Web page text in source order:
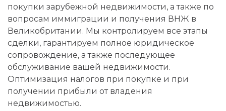
покупки зарубежной недвижимости, а также по
вопросам иммиграции и получения ВНЖ в
Великобритании. Мы контролируем все этапы
сделки, гарантируем полное юридическое
сопровождение, а также последующее
обслуживание вашей недвижимости.
Оптимизация налогов при покупке и при
получении прибыли от владения
недвижимостью.